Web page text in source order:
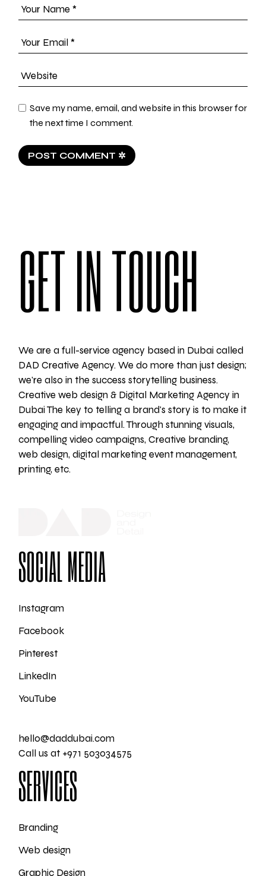
Save my name, email, and website in this browser for
the next time I comment.
POST COMMENT ✲
GET IN TOUCH
We are a full-service agency based in Dubai called
DAD Creative Agency. We do more than just design;
we're also in the success storytelling business.
Creative web design & Digital Marketing Agency in
Dubai The key to telling a brand's story is to make it
engaging and impactful. Through stunning visuals,
compelling video campaigns, Creative branding,
web design, digital marketing event management,
printing, etc.
SOCIAL MEDIA
Instagram
Facebook
Pinterest
LinkedIn
YouTube
hello@daddubai.com
Call us at +971 503034575
SERVICES
Branding
Web design
Graphic Design